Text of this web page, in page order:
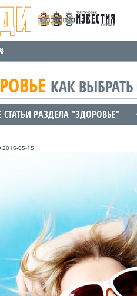
КАК
СТАТЬИ РАЗДЕЛА "ЗДОРОВЬЕ"
2016-05-15